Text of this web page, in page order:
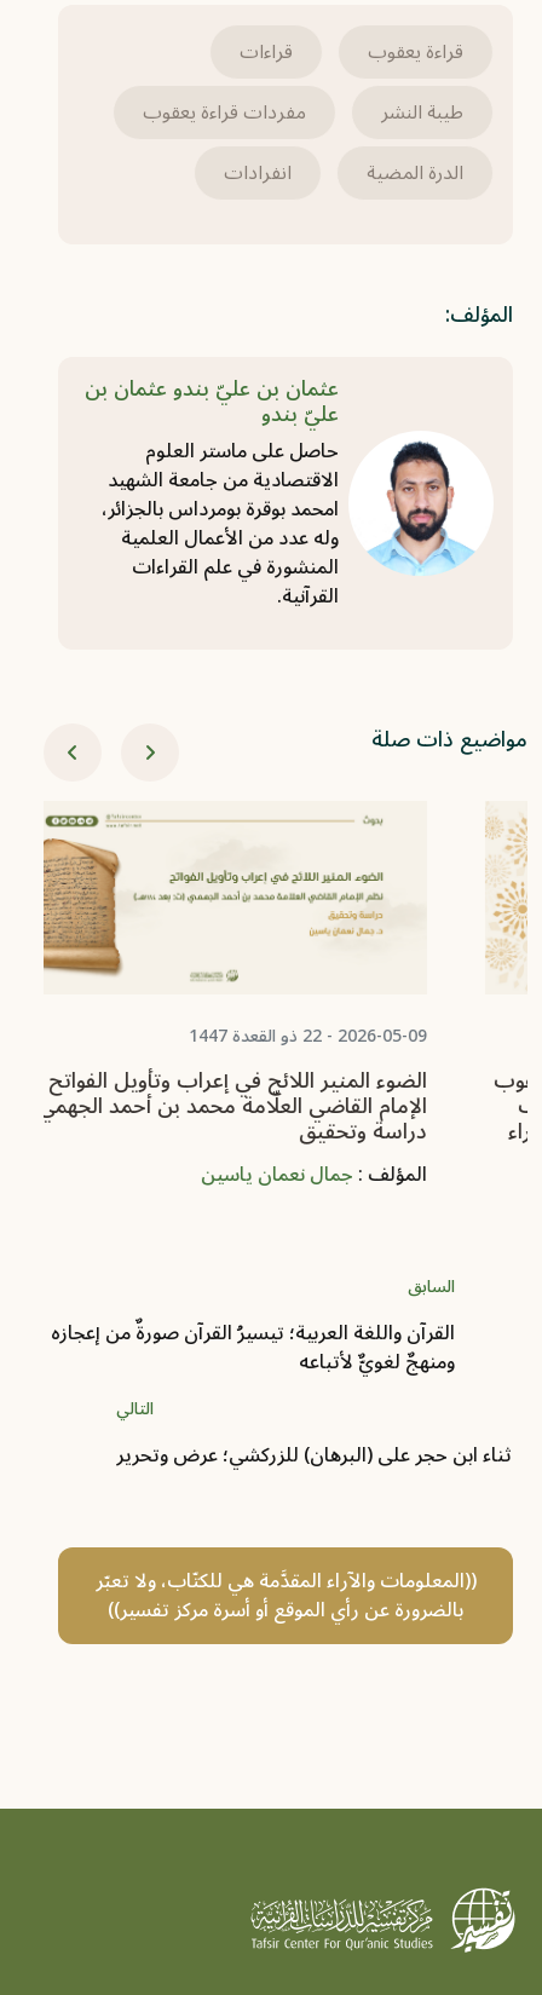
قراءة يعقوب
قراءات
طيبة النشر
مفردات قراءة يعقوب
الدرة المضية
انفرادات
المؤلف:
عثمان بن عليّ بندو عثمان بن
عليّ بندو
حاصل على ماستر العلوم
الاقتصادية من جامعة الشهيد
امحمد بوقرة بومرداس بالجزائر،
وله عدد من الأعمال العلمية
المنشورة في علم القراءات
القرآنية.
مواضيع ذات صلة
2026-05-09 - 22 ذو القعدة 1447
الضوء المنير اللائح في إعراب وتأويل الفواتح نظم
الإمام القاضي العلّامة محمد بن أحمد الجهمي؛
دراسة وتحقيق
المؤلف :جمال نعمان ياسين
السابق
القرآن واللغة العربية؛ تيسيرُ القرآن صورةٌ من إعجازه
ومنهجٌ لغويٌّ لأتباعه
التالي
ثناء ابن حجر على (البرهان) للزركشي؛ ‏عرض وتحرير‏
((المعلومات والآراء المقدَّمة هي للكتّاب، ولا تعبّر
بالضرورة عن رأي الموقع أو أسرة مركز تفسير))